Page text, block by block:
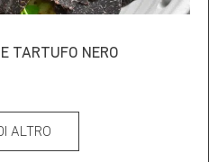
TARTUFO NERO
ALTRO